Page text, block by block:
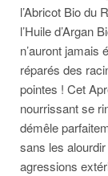
l’Abricot Bio du
l’Huile d’Argan
n’auront jamais
réparés des
pointes ! Cet
nourrissant se
démêle
sans les
agressions